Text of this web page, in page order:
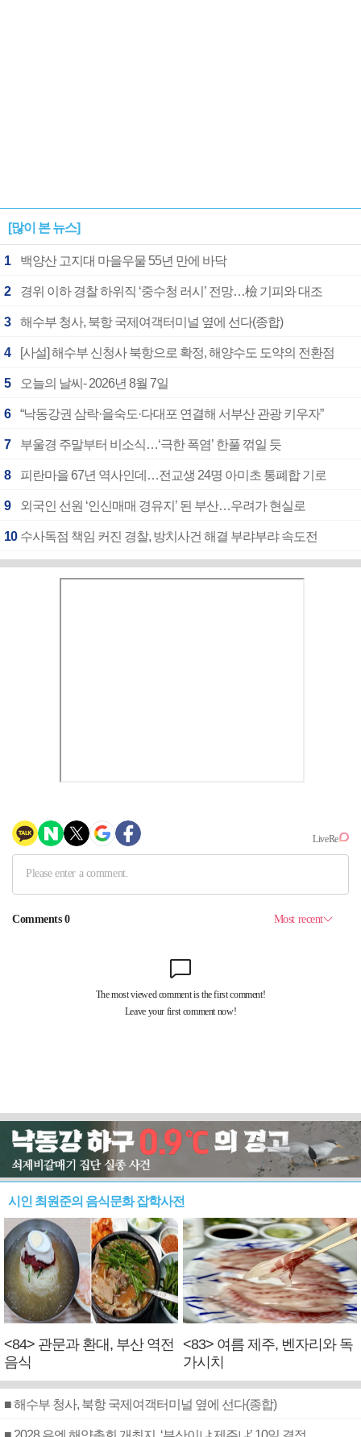
[많이 본 뉴스]
1 백양산 고지대 마을우물 55년 만에 바닥
2 경위 이하 경찰 하위직 ‘중수청 러시’ 전망…檢 기피와 대조
3 해수부 청사, 북항 국제여객터미널 옆에 선다(종합)
4 [사설] 해수부 신청사 북항으로 확정, 해양수도 도약의 전환점
5 오늘의 날씨- 2026년 8월 7일
6 “낙동강권 삼락·을숙도·다대포 연결해 서부산 관광 키우자”
7 부울경 주말부터 비소식…‘극한 폭염’ 한풀 꺾일 듯
8 피란마을 67년 역사인데…전교생 24명 아미초 통폐합 기로
9 외국인 선원 ‘인신매매 경유지’ 된 부산…우려가 현실로
10 수사독점 책임 커진 경찰, 방치사건 해결 부랴부랴 속도전
시인 최원준의 음식문화 잡학사전
<84> 관문과 환대, 부산 역전
음식
<83> 여름 제주, 벤자리와 독
가시치
■ 해수부 청사, 북항 국제여객터미널 옆에 선다(종합)